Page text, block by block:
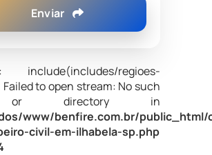
Enviar
: include(includes/regioes-
to open stream: No such
directory in
www/benfire.com.br/public_html/
civil-em-ilhabela-sp.php